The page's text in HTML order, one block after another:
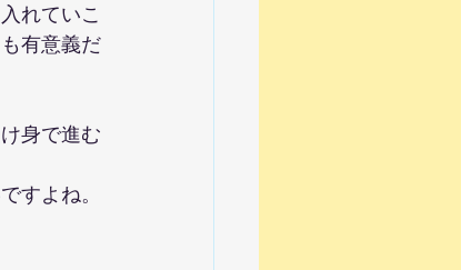
れていこ
有意義だ
身で進む
すよね。